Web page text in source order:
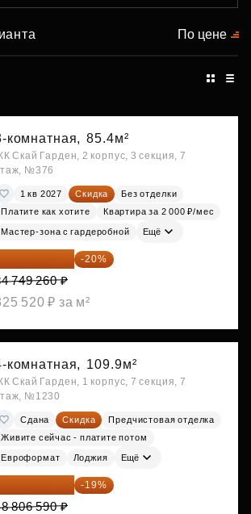
По цене
комнатная, 85.4м²
Скай Гарден, 2 корпус, 3 секция, 7
№376
1 кв 2027 Скидка
Без отделки
Платите как хотите
Квартира за 2 000 ₽/мес
Мастер-зона с гардеробной Ещё
27 799 408 ₽ -20%
749 260 ₽
520 ₽ за м²
комнатная, 109.9м²
Скай Гарден, 1 корпус, 7 секция, 7
№1230
Сдана Скидка
Предчистовая отделка
Живите сейчас - платите потом
Евроформат Лоджия Ещё
39 533 338 ₽ -19%
806 590 ₽